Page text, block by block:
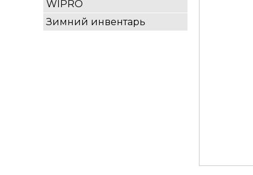
WIPRO
Зимний инвентарь